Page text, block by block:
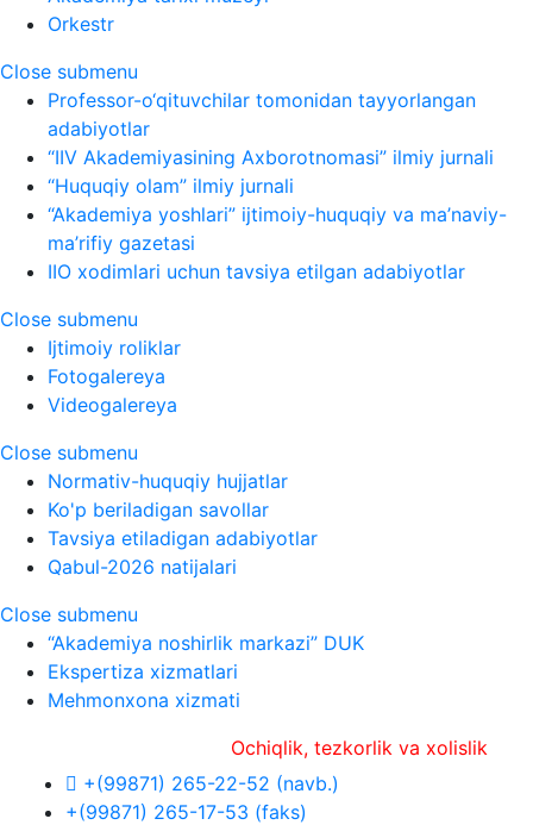
Orkestr
Close submenu
Professor-o‘qituvchilar tomonidan tayyorlangan
adabiyotlar
“IIV Akademiyasining Axborotnomasi” ilmiy jurnali
“Huquqiy olam” ilmiy jurnali
“Akademiya yoshlari” ijtimoiy-huquqiy va ma’naviy-
ma’rifiy gazetasi
IIO xodimlari uchun tavsiya etilgan adabiyotlar
Close submenu
Ijtimoiy roliklar
Fotogalereya
Videogalereya
Close submenu
Normativ-huquqiy hujjatlar
Ko'p beriladigan savollar
Tavsiya etiladigan adabiyotlar
Qabul-2026 natijalari
Close submenu
“Akademiya noshirlik markazi” DUK
Ekspertiza xizmatlari
Mehmonxona xizmati
Ochiqlik, tezkorlik va xolislik
+(99871) 265-22-52 (navb.)
+(99871) 265-17-53 (faks)